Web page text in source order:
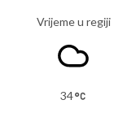
Vrijeme u regiji
34